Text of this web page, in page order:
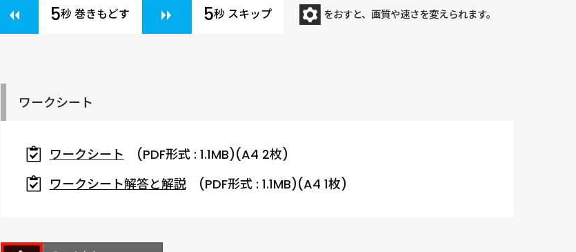
5秒 巻きもどす 5秒 スキップ をおすと、画質や速さを変えられます。
ワークシート
ワークシート
(PDF形式 : 1.1MB)(A4 2枚)
ワークシート解答と解説
(PDF形式 : 1.1MB)(A4 1枚)